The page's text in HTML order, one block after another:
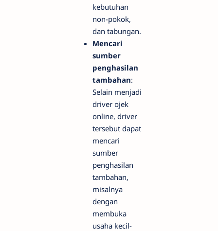
kebutuhan
non-pokok,
dan tabungan.
Mencari
sumber
penghasilan
tambahan:
Selain menjadi
driver ojek
online, driver
tersebut dapat
mencari
sumber
penghasilan
tambahan,
misalnya
dengan
membuka
usaha kecil-